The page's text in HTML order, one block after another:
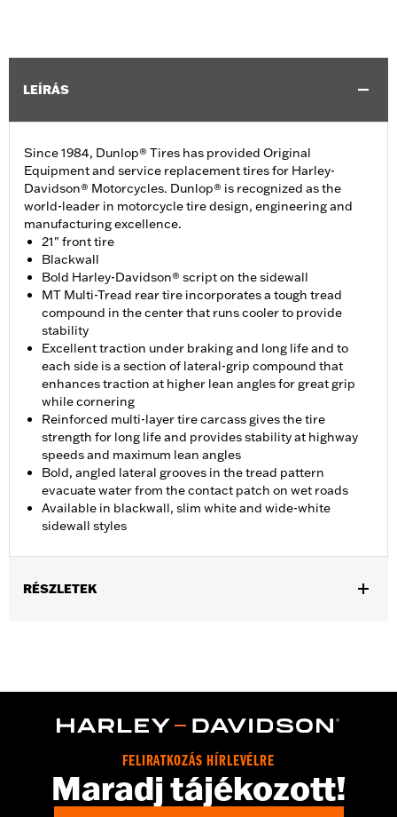
LEÍRÁS
Since 1984, Dunlop® Tires has provided Original
Equipment and service replacement tires for Harley-
Davidson® Motorcycles. Dunlop® is recognized as the
world-leader in motorcycle tire design, engineering and
manufacturing excellence.
21" front tire
Blackwall
Bold Harley-Davidson® script on the sidewall
MT Multi-Tread rear tire incorporates a tough tread
compound in the center that runs cooler to provide
stability
Excellent traction under braking and long life and to
each side is a section of lateral-grip compound that
enhances traction at higher lean angles for great grip
while cornering
Reinforced multi-layer tire carcass gives the tire
strength for long life and provides stability at highway
speeds and maximum lean angles
Bold, angled lateral grooves in the tread pattern
evacuate water from the contact patch on wet roads
Available in blackwall, slim white and wide-white
sidewall styles
RÉSZLETEK
In the Box:Tire only
Rim Size UOM:Inches
D408F
WARNING:Use only H-D® approved tires. See an H-D® dealer.
FELIRATKOZÁS HÍRLEVÉLRE
Maradj tájékozott!